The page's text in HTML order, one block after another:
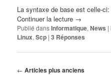
La syntaxe de base est celle-ci:
Continuer la lecture →
Publié dansInformatique,News |
Linux,Scp |3 Réponses
Navigation
← Articles plus anciens